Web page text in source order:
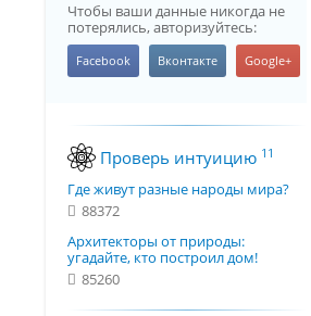
Чтобы ваши данные никогда не
потерялись, авторизуйтесь:
Проверь интуицию 11
Где живут разные народы мира?
88372
Архитекторы от природы:
угадайте, кто построил дом!
85260